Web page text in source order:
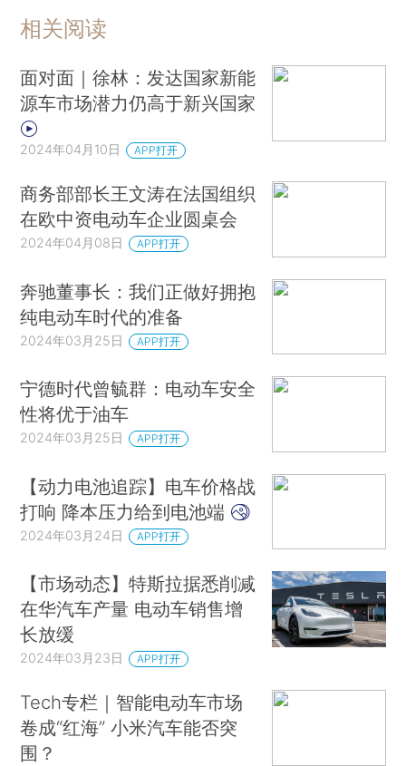
相关阅读
面对面｜徐林：发达国家新能
源车市场潜力仍高于新兴国家
2024年04月10日 APP打开
商务部部长王文涛在法国组织
在欧中资电动车企业圆桌会
2024年04月08日 APP打开
奔驰董事长：我们正做好拥抱
纯电动车时代的准备
2024年03月25日 APP打开
宁德时代曾毓群：电动车安全
性将优于油车
2024年03月25日 APP打开
【动力电池追踪】电车价格战
打响 降本压力给到电池端
2024年03月24日 APP打开
【市场动态】特斯拉据悉削减
在华汽车产量 电动车销售增
长放缓
2024年03月23日 APP打开
Tech专栏｜智能电动车市场
卷成“红海” 小米汽车能否突
围？